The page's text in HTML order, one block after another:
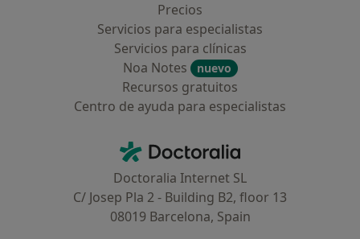
Precios
Servicios para especialistas
Servicios para clínicas
Noa Notes
nuevo
Recursos gratuitos
Centro de ayuda para especialistas
Doctoralia - Página de inicio
Doctoralia Internet SL
C/ Josep Pla 2 - Building B2, floor 13
08019 Barcelona, Spain